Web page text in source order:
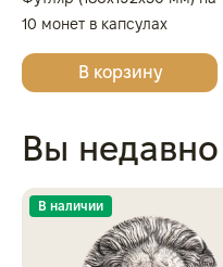
10 монет в капсулах
(диаметр 46 мм), светло-
бордовыйВ корзину
Вы
В наличии